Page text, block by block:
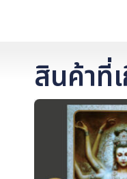
สินค้าที่